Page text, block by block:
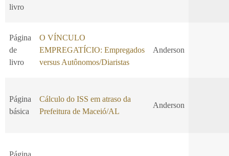
livro
Página
de
livro
O VÍNCULO
EMPREGATÍCIO: Empregados
versus Autônomos/Diaristas
Anderson
Página
básica
Cálculo do ISS em atraso da
Prefeitura de Maceió/AL
Anderson